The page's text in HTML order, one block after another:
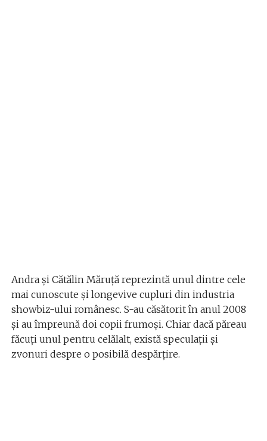
Andra și Cătălin Măruță reprezintă unul dintre cele
mai cunoscute și longevive cupluri din industria
showbiz-ului românesc. S-au căsătorit în anul 2008
și au împreună doi copii frumoși. Chiar dacă păreau
făcuți unul pentru celălalt, există speculații și
zvonuri despre o posibilă despărțire.